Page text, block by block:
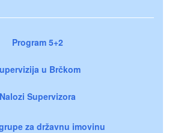
Program 5+2
u Brčkom
Nalozi Supervizora
za državnu imovinu